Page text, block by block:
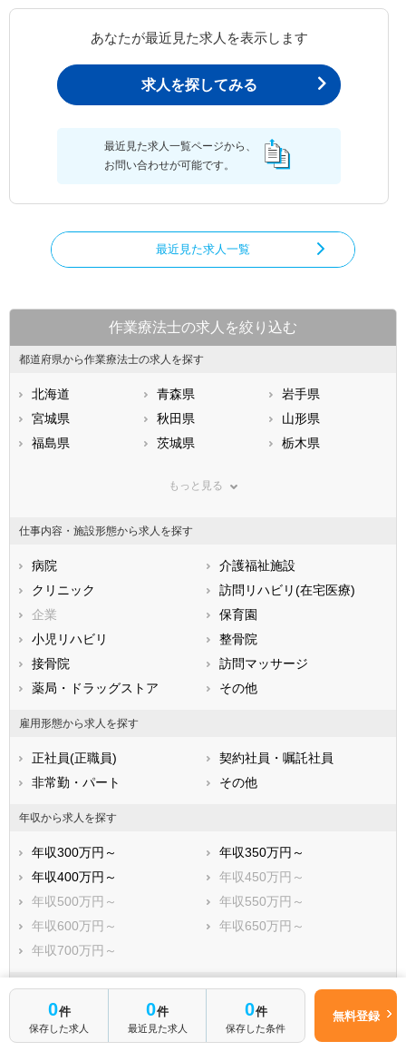
あなたが最近見た求人を表示します
求人を探してみる
最近見た求人一覧ページから、
お問い合わせが可能です。
最近見た求人一覧
0件
保存した求人
0件
最近見た求人
0件
保存した条件
無料登録
作業療法士の求人を絞り込む
都道府県から作業療法士の求人を探す
北海道 青森県
岩手県
宮城県
秋田県
山形県
福島県
茨城県
栃木県
神奈川県
石川県
福井県
静岡県
三重県
滋賀県
大阪府
兵庫県
鳥取県
広島県
徳島県
香川県
愛媛県
鹿児島県
もっと見る
仕事内容・施設形態から求人を探す
病院
介護福祉施設
クリニック
訪問リハビリ(在宅医療)
企業
保育園
小児リハビリ
整骨院
接骨院
訪問マッサージ
薬局・ドラッグストア
その他
雇用形態から求人を探す
正社員(正職員)
契約社員・嘱託社員
非常勤・パート
その他
年収から求人を探す
年収300万円～
年収350万円～
年収400万円～
年収450万円～
年収500万円～
年収550万円～
年収600万円～
年収650万円～
年収700万円～
管理職求人
駅から徒歩5分以内
駅から徒歩10分以内
車通勤可